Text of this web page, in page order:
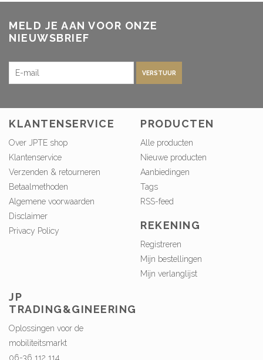
MELD JE AAN VOOR ONZE
NIEUWSBRIEF
VERSTUUR
KLANTENSERVICE
Over JPTE shop
Klantenservice
Verzenden & retourneren
Betaalmethoden
Algemene voorwaarden
Disclaimer
Privacy Policy
PRODUCTEN
Alle producten
Nieuwe producten
Aanbiedingen
Tags
RSS-feed
REKENING
Registreren
Mijn bestellingen
Mijn verlanglijst
JP
TRADING&GINEERING
Oplossingen voor de
mobiliteitsmarkt
06-36 112 114